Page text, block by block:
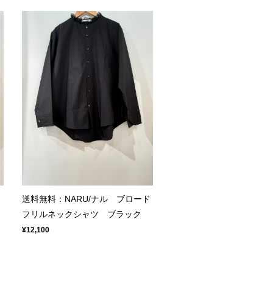
送料無料：NARU/ナル ブロード
フリルネックシャツ ブラック
¥12,100